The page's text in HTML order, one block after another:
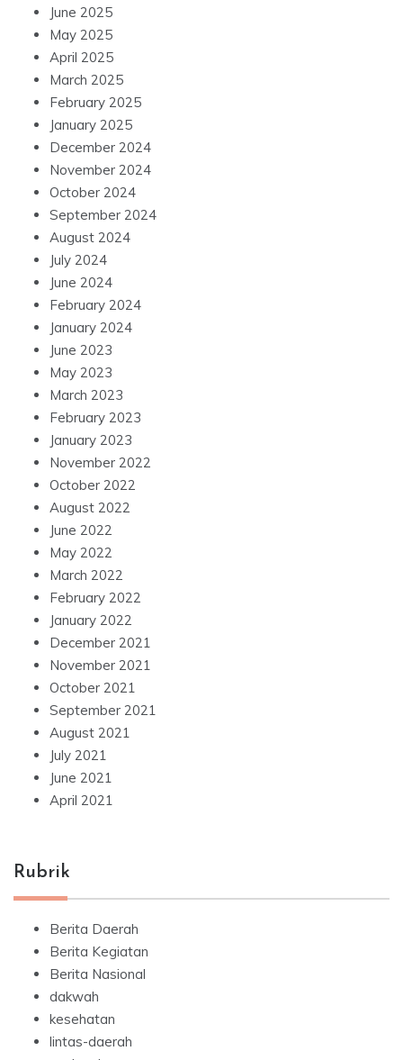
June 2025
May 2025
April 2025
March 2025
February 2025
January 2025
December 2024
November 2024
October 2024
September 2024
August 2024
July 2024
June 2024
February 2024
January 2024
June 2023
May 2023
March 2023
February 2023
January 2023
November 2022
October 2022
August 2022
June 2022
May 2022
March 2022
February 2022
January 2022
December 2021
November 2021
October 2021
September 2021
August 2021
July 2021
June 2021
April 2021
Rubrik
Berita Daerah
Berita Kegiatan
Berita Nasional
dakwah
kesehatan
lintas-daerah